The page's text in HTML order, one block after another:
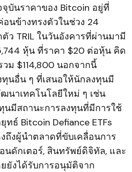
บันราคาของ Bitcoin อยู่ที่
นข้างทรงตัวในช่วง 24
ว TRIL ในวันอังคารที่ผ่านมามี
หุ้น ที่ราคา $20 ต่อหุ้น คิด
ม $114,800 นอกจากนี้
ทุนอื่น ๆ ที่เสนอให้นักลงทุนมี
นาเทคโนโลยีใหม่ ๆ เช่น
นมีสถานะการลงทุนที่มีการใช้
ธ์ Bitcoin Defiance ETFs
ถึงผู้นำตลาดที่ขับเคลื่อนการ
นดักเตอร์, สินทรัพย์ดิจิทัล, และ
ยังได้รับการอนุมัติจาก